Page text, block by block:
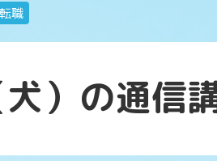
職
）の通信